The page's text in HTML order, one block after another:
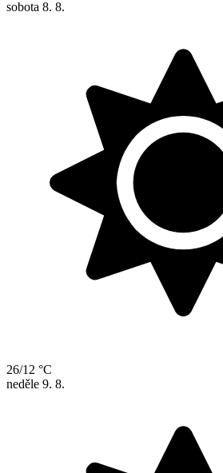
sobota 8. 8.
26/12 °C
neděle 9. 8.